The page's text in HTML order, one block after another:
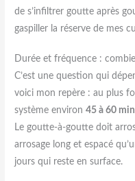
de s’infiltrer goutte après
gaspiller la réserve de mes
Durée et fréquence :
C’est une question qui
voici mon repère : au plus
système environ45 à 60
Le goutte-à-goutte doit
arrosage long et espacé
jours qui reste en surface.